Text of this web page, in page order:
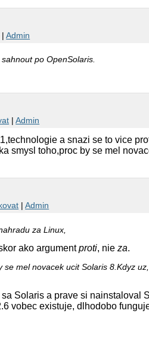
|Admin
po OpenSolaris.
|Admin
a snazi se to vice
smysl toho,proc by se mel
|Admin
za Linux,
ako argumentproti, nieza.
se mel novacek ucit Solaris 8.Kdyz
Solaris a prave si
vobec existuje, dlhodobo